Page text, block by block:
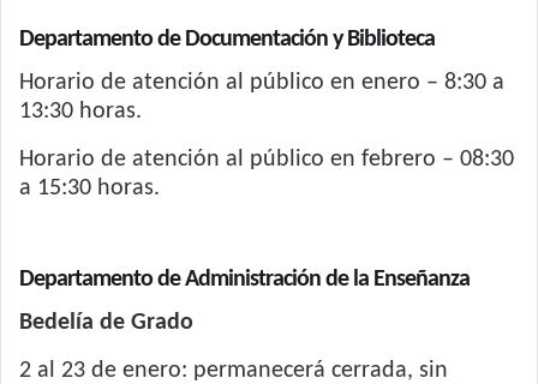
Departamento de Documentación y Biblioteca
Horario de atención al público en enero – 8:30 a
13:30 horas.
Horario de atención al público en febrero – 08:30
a 15:30 horas.
Departamento de Administración de la Enseñanza
Bedelía de Grado
2 al 23 de enero: permanecerá cerrada, sin